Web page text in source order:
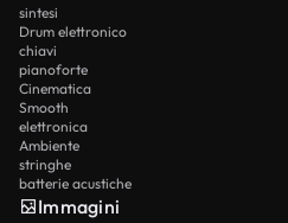
sintesi
Drum elettronico
chiavi
pianoforte
Cinematica
Smooth
elettronica
Ambiente
stringhe
batterie acustiche
Immagini